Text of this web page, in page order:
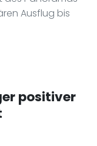
Ausflug bis
positiver